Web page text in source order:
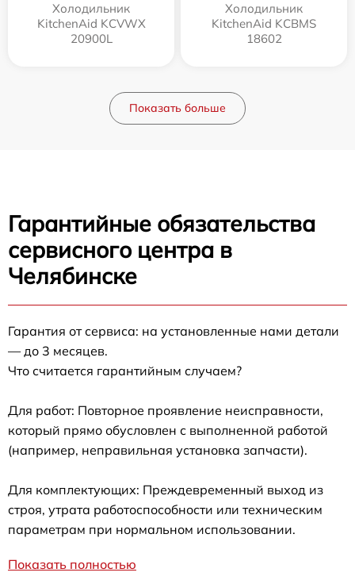
Холодильник
KitchenAid KCVWX
20900L
Холодильник
KitchenAid KCBMS
18602
Показать больше
Гарантийные обязательства
сервисного центра в
Челябинске
Гарантия от сервиса: на установленные нами детали
— до 3 месяцев.
Что считается гарантийным случаем?
Для работ: Повторное проявление неисправности,
который прямо обусловлен с выполненной работой
(например, неправильная установка запчасти).
Для комплектующих: Преждевременный выход из
строя, утрата работоспособности или техническим
параметрам при нормальном использовании.
Показать полностью